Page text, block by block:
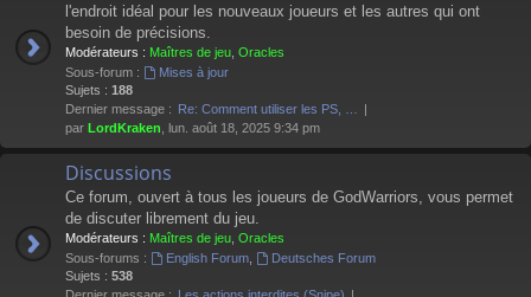
l'endroit idéal pour les nouveaux joueurs et les autres qui ont
besoin de précisions.
Modérateurs : Maîtres de jeu Oracles
Sous-forum :
Mises à jour
Sujets : 188
Dernier message : Re: Comment utiliser les PS, …
par LordKraken , lun. août 18, 2025 9:34 pm
Discussions
Ce forum, ouvert à tous les joueurs de GodWarriors, vous permet
de discuter librement du jeu.
Modérateurs : Maîtres de jeu Oracles
Sous-forums :
English Forum,
Deutsches Forum
Sujets : 538